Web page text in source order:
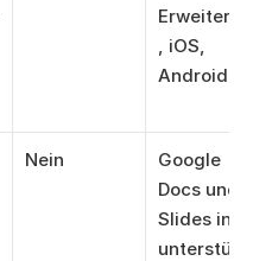
, iOS,
Android
Nein
Google
Docs und
Slides in